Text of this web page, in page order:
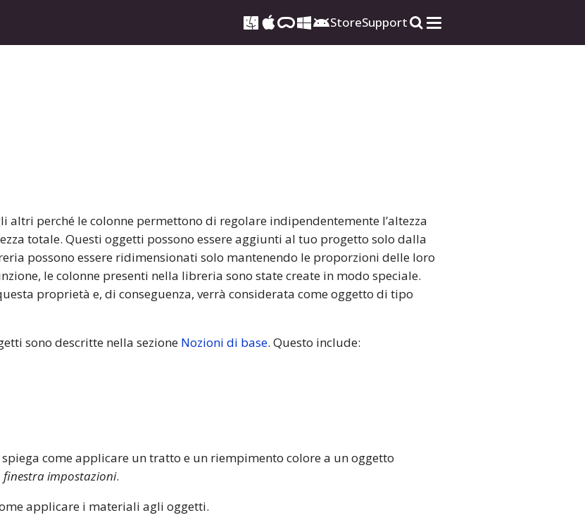
StoreSupport
altri perché le colonne permettono di regolare indipendentemente l’altezza
totale. Questi oggetti possono essere aggiunti al tuo progetto solo dalla
possono essere ridimensionati solo mantenendo le proporzioni delle loro
le colonne presenti nella libreria sono state create in modo speciale.
proprietà e, di conseguenza, verrà considerata come oggetto di tipo
sono descritte nella sezione Nozioni di base. Questo include:
spiega come applicare un tratto e un riempimento colore a un oggetto
finestra impostazioni.
applicare i materiali agli oggetti.